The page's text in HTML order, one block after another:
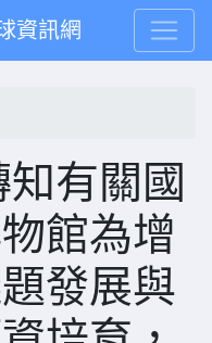
資訊網
有關國
館為增
發展與